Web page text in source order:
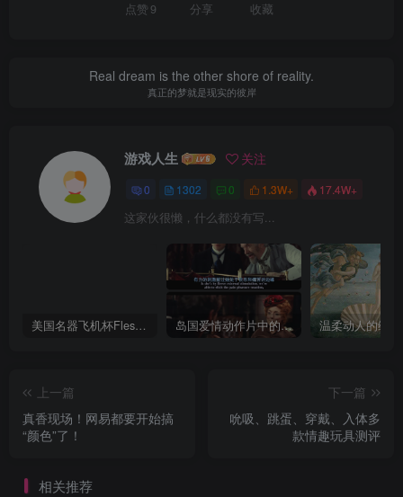
点赞 9 分享 收藏
Real dream is the other shore of reality.
真正的梦就是现实的彼岸
游戏人生 关注
0 1302 0 1.3W+ 17.4W+
这家伙很懒，什么都没有写...
美国名器飞机杯Fleshlight 【Quickshot-Vantage 双头飞机杯】完全评测 岛国爱情动作片中的AV棒到底有多猛？成人用品震动棒的发展史！
上一篇
真香现场！网易都要开始搞
“颜色”了！
下一篇
吮吸、跳蛋、穿戴、入体多
款情趣玩具测评
相关推荐